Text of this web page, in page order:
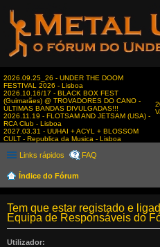
2026.09.25_26 - UNDER THE DOOM
FESTIVAL 2026 - Lisboa
2026.10.16/17 - BLACK BOX FEST
(Guimarães) @ TROVADORES DO CANO -
ÚLTIMAS BANDAS DIVULGADAS!!!
2026.11.19 - FLOTSAM AND JETSAM (USA) -
RCA Club - Lisboa
2027.03.31 - UUHAI + ACYL + BLOSSOM
CULT - Republica da Musica - Lisboa
Links rápidos FAQ
Índice do Fórum
Tem que estar registado e
Equipa de Responsáveis do
Utilizador: